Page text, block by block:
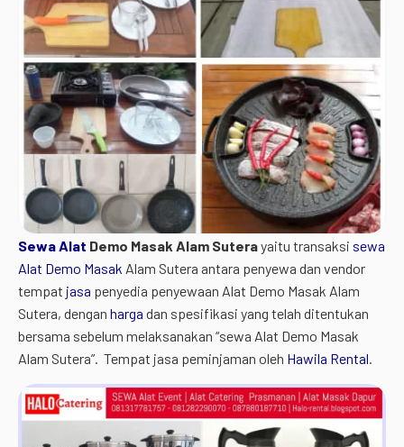
SewaAlat Demo Masak Alam Suterayaitu transaksi sewa
Alat Demo Masak Alam Sutera antara penyewa dan vendor
tempat jasa penyedia penyewaan Alat Demo Masak Alam
Sutera, dengan harga dan spesifikasi yang telah ditentukan
bersama sebelum melaksanakan “sewa Alat Demo Masak
Alam Sutera”. Tempat jasa peminjaman oleh Hawila Rental.